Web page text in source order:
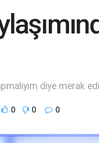
diye merak
0 0 0